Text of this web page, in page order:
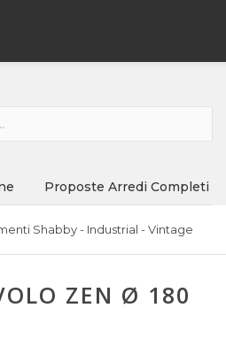
Proposte Arredi Completi
Shabby - Industrial - Vintage
ZEN Ø 180